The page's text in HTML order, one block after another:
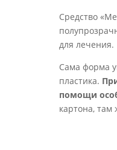
Средство
для лечения.
Сама форма
пластика.
помощи
картона,